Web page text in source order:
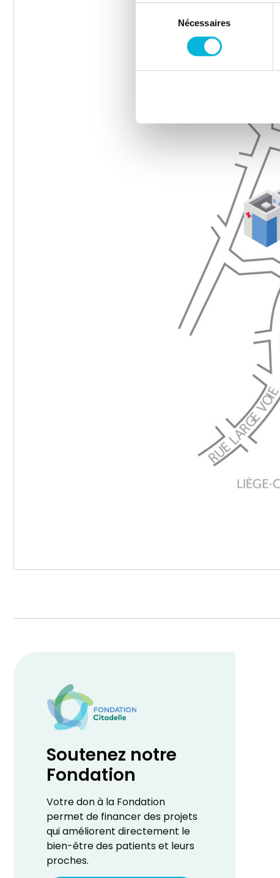
consentement
Nécessaires
Soutenez notre
Fondation
Votre don à la Fondation
permet de financer des projets
qui améliorent directement le
bien-être des patients et leurs
proches.